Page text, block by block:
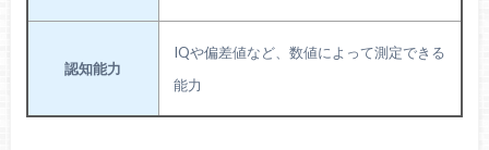
認知能力
IQや偏差値など、数値によって測定できる
能力